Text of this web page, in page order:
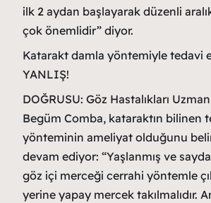
ilk 2 aydan başlayarak düzenli
çok önemlidir” diyor.
Katarakt damla yöntemiyle tedavi
YANLIŞ!
DOĞRUSU: Göz Hastalıkları
Begüm Comba, kataraktın bilinen
yönteminin ameliyat olduğunu
devam ediyor: “Yaşlanmış ve
göz içi merceği cerrahi yöntemle
yerine yapay mercek takılmalıdır.